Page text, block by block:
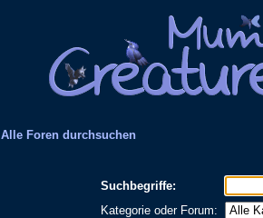
Alle Foren durchsuchen
Suchbegriffe:
Kategorie oder Forum: